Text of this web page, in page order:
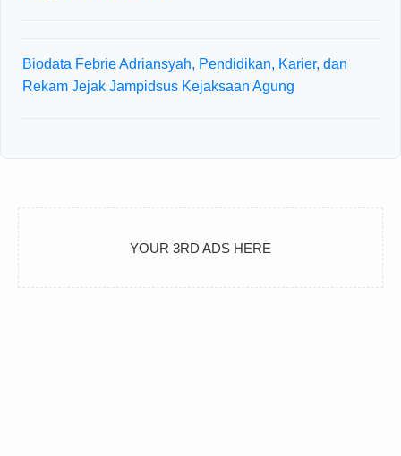
Biodata Febrie Adriansyah, Pendidikan, Karier, dan
Rekam Jejak Jampidsus Kejaksaan Agung
YOUR 3RD ADS HERE